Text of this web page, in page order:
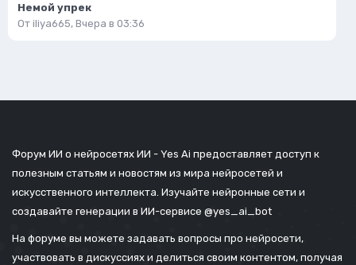
Немой упрек
От iliya665, Вчера в 03:36
Форум ИИ о нейросетях ИИ - Yes Ai предоставляет доступ к
полезным статьям и новостям из мира нейросетей и
искусственного интеллекта. Изучайте нейронные сети и
создавайте генерации в ИИ-сервисе @yes_ai_bot
На форуме вы можете задавать вопросы про нейросети,
участвовать в дискуссиях и делиться своим контентом, получая